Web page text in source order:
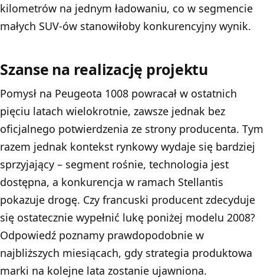
kilometrów na jednym ładowaniu, co w segmencie
małych SUV-ów stanowiłoby konkurencyjny wynik.
Szanse na realizację projektu
Pomysł na Peugeota 1008 powracał w ostatnich
pięciu latach wielokrotnie, zawsze jednak bez
oficjalnego potwierdzenia ze strony producenta. Tym
razem jednak kontekst rynkowy wydaje się bardziej
sprzyjający – segment rośnie, technologia jest
dostępna, a konkurencja w ramach Stellantis
pokazuje drogę. Czy francuski producent zdecyduje
się ostatecznie wypełnić lukę poniżej modelu 2008?
Odpowiedź poznamy prawdopodobnie w
najbliższych miesiącach, gdy strategia produktowa
marki na kolejne lata zostanie ujawniona.